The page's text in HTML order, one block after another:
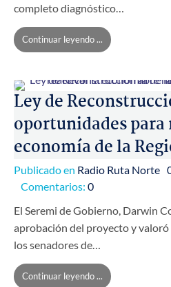
completo diagnóstico…
Continuar leyendo ...
Ley de
oportunidades
economía de la
Publicado en Radio Ruta Norte
Comentarios: 0
El Seremi de Gobierno, Darwin
aprobación del proyecto y valoró
los senadores de…
Continuar leyendo ...